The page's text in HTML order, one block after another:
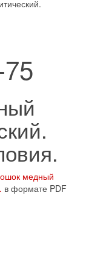
медный
в формате PDF